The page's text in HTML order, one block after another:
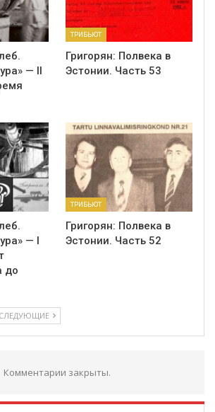
— II
ТРИБЬЮТ
Григорян: Полвека в
Эстонии. Часть 53
— I
до
ТРИБЬЮТ
Григорян: Полвека в
Эстонии. Часть 52
СЛЕДУЮЩИЕ
Комментарии закрыты.